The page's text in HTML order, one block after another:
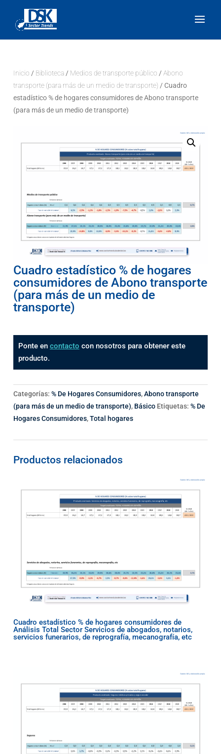
Inicio / Biblioteca/ Medios de transporte público / Abono
transporte (para más de un medio de transporte) / Cuadro
estadístico % de hogares consumidores de Abono transporte
(para más de un medio de transporte)
Cuadro estadístico % de hogares
consumidores de Abono transporte
(para más de un medio de
transporte)
Ponte en contacto con nosotros para obtener este
producto.
Categorías: % De Hogares Consumidores,Abono transporte
(para más de un medio de transporte), Básico Etiquetas: % De
Hogares Consumidores,Total hogares
Productos relacionados
Cuadro estadístico % de hogares consumidores de
Análisis Total Sector Servicios de abogados, notarios,
servicios funerarios, de reprografía, mecanografía, etc